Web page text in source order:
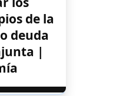
de la
deuda
|